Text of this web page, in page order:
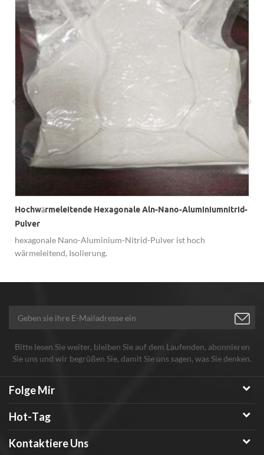
Hochwärmeleitende Hexagonale Aln-Nano-Aluminiumnitrid-
Pulver
hexagonale Nano-Aluminium-Nitrid-Pulver ist hoch
wärmeleitend, Isolierung.
Bitte lesen Sie weiter, bleiben Sie auf dem Laufenden, abonnieren
Sie uns und wir begrüßen Sie, damit Sie uns sagen, was Sie denken.
Folge Mir
Hot-Tag
Kontaktiere Uns